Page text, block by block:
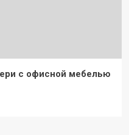
с офисной мебелью